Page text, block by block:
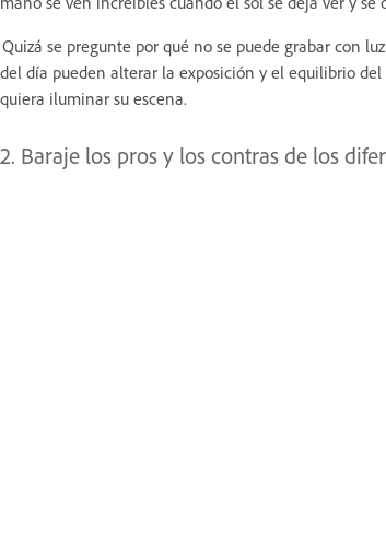
Quizá se pregunte por qué no se puede grabar con
del día pueden alterar la exposición y el equilibrio
quiera iluminar su escena.
2. Baraje los pros y los contras de los